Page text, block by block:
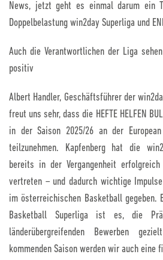
News, jetzt geht es einmal darum ein
Doppelbelastung win2day Superliga und
Auch die Verantwortlichen der Liga
positiv
Albert Handler, Geschäftsführer der
freut uns sehr, dass die HEFTE HELFEN
in der Saison 2025/26 an der
teilzunehmen. Kapfenberg hat die
bereits in der Vergangenheit
vertreten – und dadurch wichtige
im österreichischen Basketball gegeben.
Basketball Superliga ist es, die
länderübergreifenden Bewerben
kommenden Saison werden wir auch eine